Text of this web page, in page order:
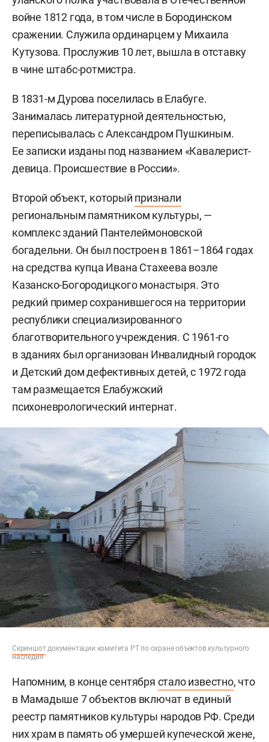
войне 1812 года, в том числе в Бородинском
сражении. Служила ординарцем у Михаила
Кутузова. Прослужив 10 лет, вышла в отставку
в чине штабс-ротмистра.
В 1831-м Дурова поселилась в Елабуге.
Занималась литературной деятельностью,
переписывалась с Александром Пушкиным.
Ее записки изданы под названием «Кавалерист-
девица. Происшествие в России».
Второй объект, который признали
региональным памятником культуры, —
комплекс зданий Пантелеймоновской
богадельни. Он был построен в 1861–1864 годах
на средства купца Ивана Стахеева возле
Казанско-Богородицкого монастыря. Это
редкий пример сохранившегося на территории
республики специализированного
благотворительного учреждения. С 1961-го
в зданиях был организован Инвалидный городок
и Детский дом дефективных детей, с 1972 года
там размещается Елабужский
психоневрологический интернат.
Скриншотдокументации комитета РТ по охране объектов культурного
наследия
Напомним, в конце сентября стало известно, что
в Мамадыше 7 объектов включат в единый
реестр памятников культуры народов РФ. Среди
них храм в память об умершей купеческой жене,